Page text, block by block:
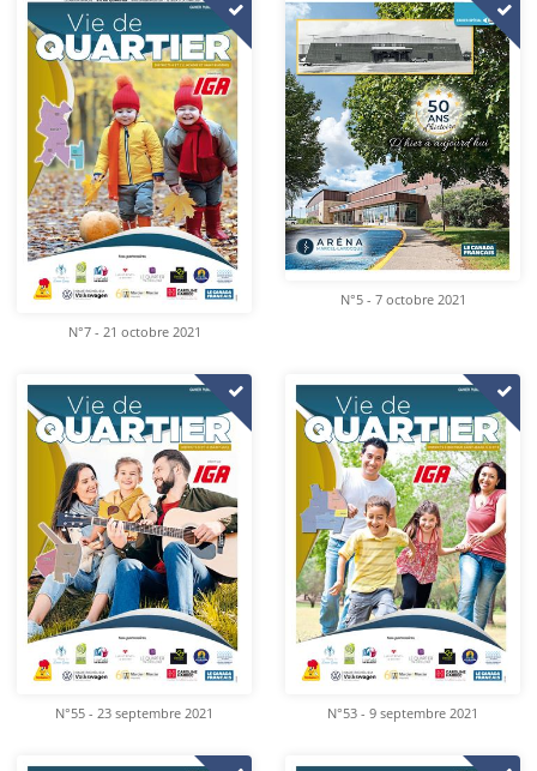
N°7 - 21 octobre 2021
N°5 - 7 octobre 2021
N°55 - 23 septembre 2021 N°53 - 9 septembre 2021